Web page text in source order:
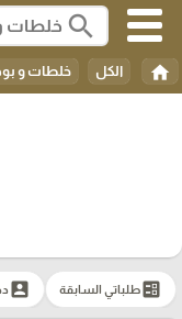
search
home الكل خلطات و
ballotطلباتي السابقة account_box